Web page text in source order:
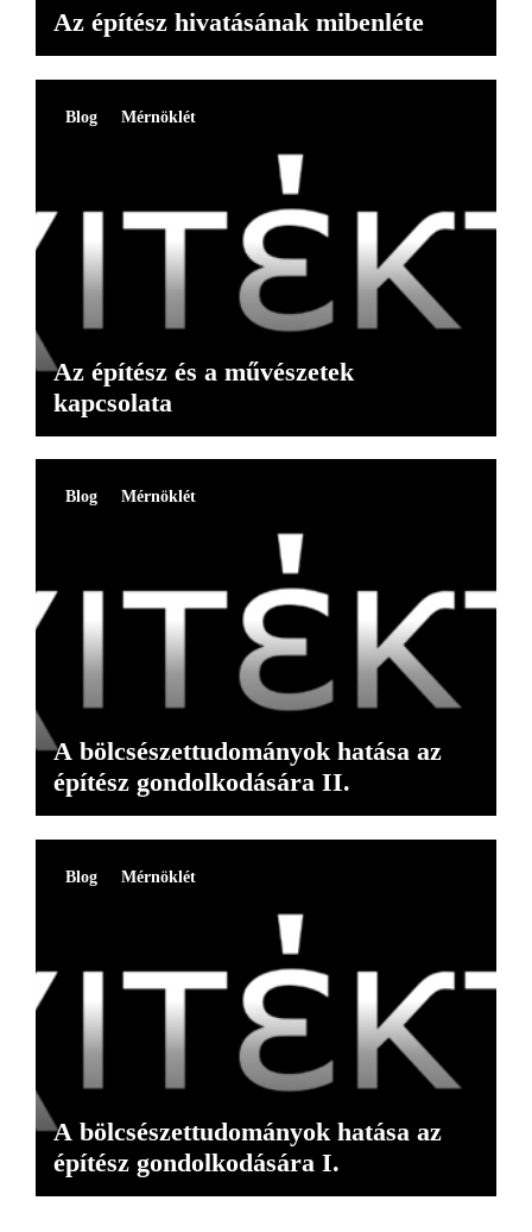
Az építész hivatásának mibenléte
Blog Mérnöklét
Az építész és a művészetek
kapcsolata
Blog Mérnöklét
A bölcsészettudományok hatása az
építész gondolkodására II.
Blog Mérnöklét
A bölcsészettudományok hatása az
építész gondolkodására I.